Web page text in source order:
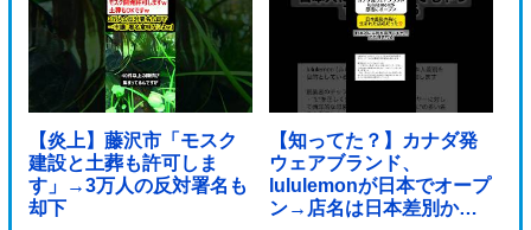
【炎上】藤沢市「モスク
建設と土葬も許可しま
す」→3万人の反対署名も
却下
【知ってた？】カナダ発
ウェアブランド、
lululemonが日本でオープ
ン→店名は日本差別から